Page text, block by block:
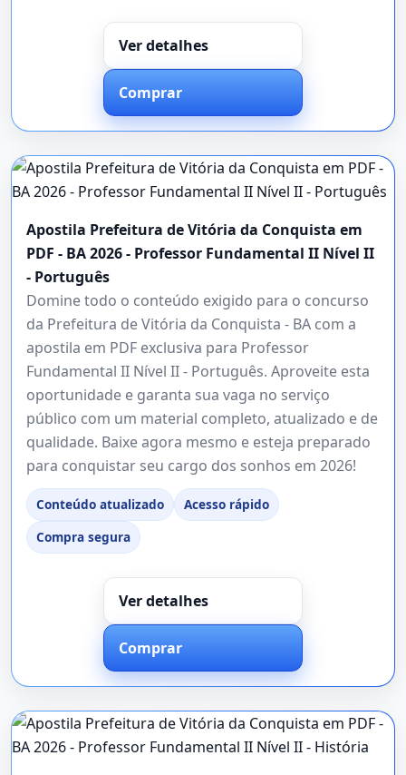
Ver detalhes
Comprar
Apostila Prefeitura de Vitória da Conquista em
PDF - BA 2026 - Professor Fundamental II Nível II
- Português
Domine todo o conteúdo exigido para o concurso
da Prefeitura de Vitória da Conquista - BA com a
apostila em PDF exclusiva para Professor
Fundamental II Nível II - Português. Aproveite esta
oportunidade e garanta sua vaga no serviço
público com um material completo, atualizado e de
qualidade. Baixe agora mesmo e esteja preparado
para conquistar seu cargo dos sonhos em 2026!
Conteúdo atualizado
Acesso rápido
Compra segura
Ver detalhes
Comprar